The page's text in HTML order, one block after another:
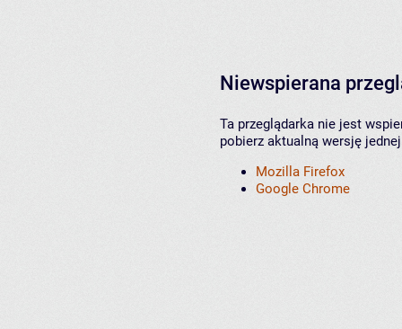
Niewspierana
Ta przeglądarka nie jest
pobierz aktualną wersję
Mozilla Firefox
Google Chrome